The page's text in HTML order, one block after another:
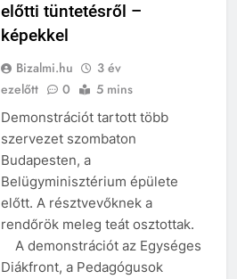
előtti tüntetésről –
képekkel
Bizalmi.hu
3 év
ezelőtt
0 5 mins
Demonstrációt tartott több
szervezet szombaton
Budapesten, a
Belügyminisztérium épülete
előtt. A résztvevőknek a
rendőrök meleg teát osztottak.
A demonstrációt az Egységes
Diákfront, a Pedagógusok